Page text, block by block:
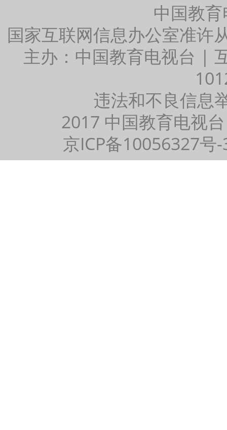
中国教
国家互联网信息办公室准许
主办：中国教育电视台 |
违法和不良信息
2017 中国教育电视
京ICP备10056327号